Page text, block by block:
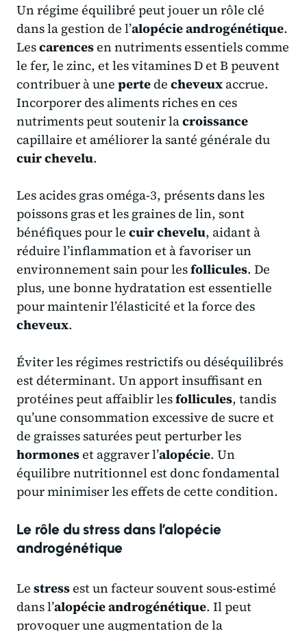
Un régime équilibré peut jouer un rôle clé
dans la gestion de l’alopécie androgénétique.
Lescarencesen nutriments essentiels comme
le fer, le zinc, et les vitamines D et B peuvent
contribuer à une pertede cheveux accrue.
Incorporer des aliments riches en ces
nutriments peut soutenir lacroissance
capillaire et améliorer la santé générale du
cuirchevelu.
Les acides gras oméga-3, présents dans les
poissons gras et les graines de lin, sont
bénéfiques pour le cuirchevelu, aidant à
réduire l’inflammation et à favoriser un
environnement sain pour lesfollicules. De
plus, une bonne hydratation est essentielle
pour maintenir l’élasticité et la force des
cheveux.
Éviter les régimes restrictifs ou déséquilibrés
est déterminant. Un apport insuffisant en
protéines peut affaiblir lesfollicules, tandis
qu’une consommation excessive de sucre et
de graisses saturées peut perturber les
hormoneset aggraver l’alopécie. Un
équilibre nutritionnel est donc fondamental
pour minimiser les effets de cette condition.
Le rôle du stress dans l’alopécie
androgénétique
Le stressest un facteur souvent sous-estimé
dans l’alopécie androgénétique. Il peut
provoquer une augmentation de la